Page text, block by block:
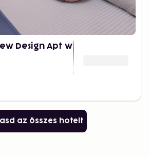
Design Apt w
az összes hotelt